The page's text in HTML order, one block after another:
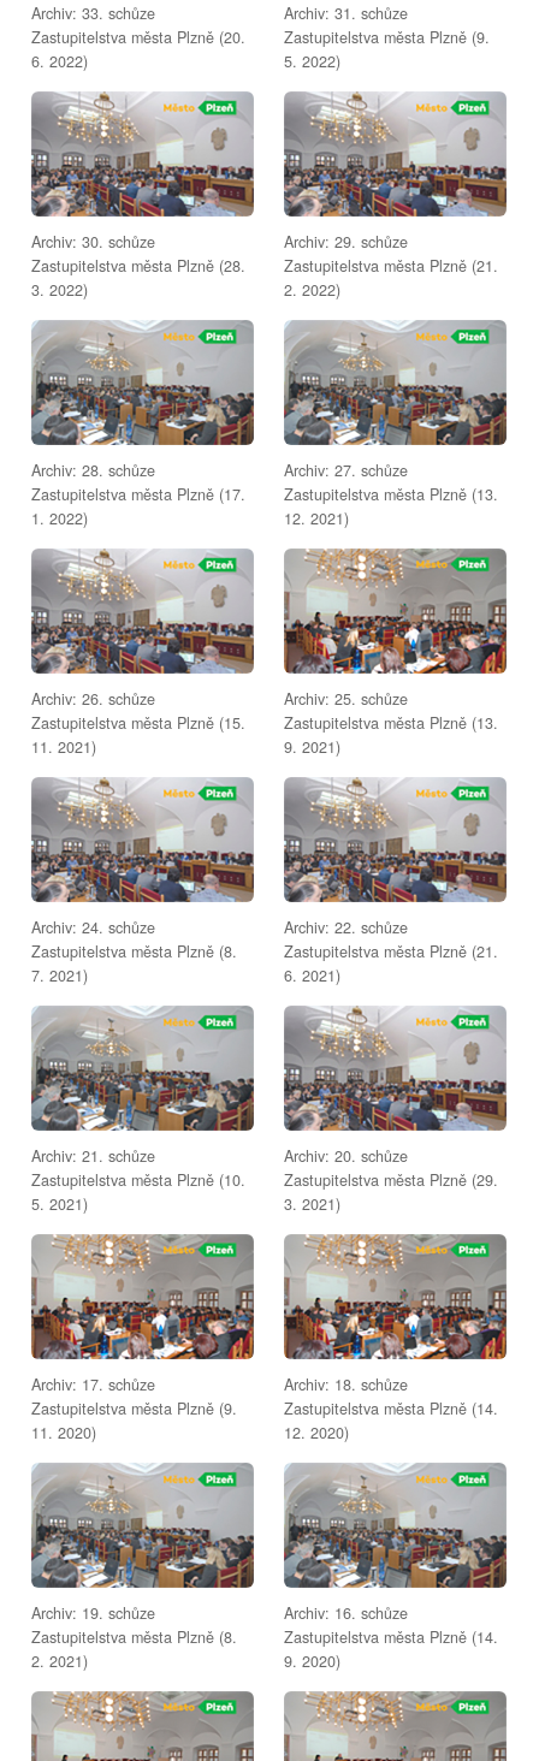
Archiv: 33. schůze
Zastupitelstva města Plzně (20.
6. 2022)
Archiv: 31. schůze
Zastupitelstva města Plzně (9.
5. 2022)
Archiv: 30. schůze
Zastupitelstva města Plzně (28.
3. 2022)
Archiv: 29. schůze
Zastupitelstva města Plzně (21.
2. 2022)
Archiv: 28. schůze
Zastupitelstva města Plzně (17.
1. 2022)
Archiv: 27. schůze
Zastupitelstva města Plzně (13.
12. 2021)
Archiv: 26. schůze
Zastupitelstva města Plzně (15.
11. 2021)
Archiv: 25. schůze
Zastupitelstva města Plzně (13.
9. 2021)
Archiv: 24. schůze
Zastupitelstva města Plzně (8.
7. 2021)
Archiv: 22. schůze
Zastupitelstva města Plzně (21.
6. 2021)
Archiv: 21. schůze
Zastupitelstva města Plzně (10.
5. 2021)
Archiv: 20. schůze
Zastupitelstva města Plzně (29.
3. 2021)
Archiv: 17. schůze
Zastupitelstva města Plzně (9.
11. 2020)
Archiv: 18. schůze
Zastupitelstva města Plzně (14.
12. 2020)
Archiv: 19. schůze
Zastupitelstva města Plzně (8.
2. 2021)
Archiv: 16. schůze
Zastupitelstva města Plzně (14.
9. 2020)